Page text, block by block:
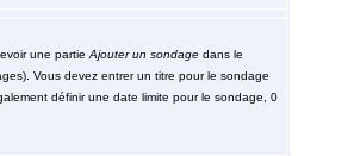
une partie Ajouter un sondagedans le
Vous devez entrer un titre pour le sondage
définir une date limite pour le sondage, 0